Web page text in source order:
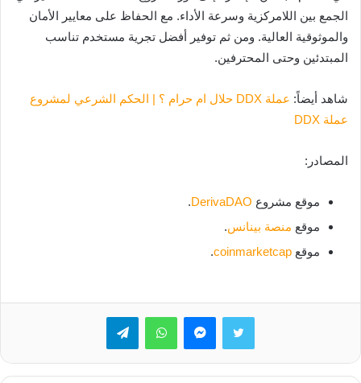
الجمع بين اللامركزية وسرعة الأداء. مع الحفاظ على معايير الأمان
والموثوقية العالية. ومن ثم توفير أفضل تجرية مستخدم تناسب
المبتدئين وحتى المحترفين.
شاهد أيضاً:
عملة DDX حلال ام حرام ؟ | الحكم الشرعي لمشروع
عملة DDX
المصادر:
موقع مشروع DerivaDAO
.
موقع منصة بينانس.
موقع coinmarketcap
.
تويتر ماسنجرواتساب تيلقرام